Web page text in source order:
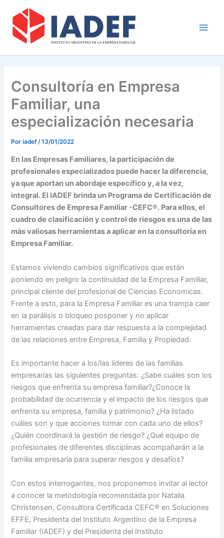
contenido
Consultoría en Empresa
Familiar, una
especialización necesaria
Poriadef/13/01/2022
En las Empresas Familiares, la participación de
profesionales especializados puede hacer la diferencia,
ya que aportan un abordaje específico y, a la vez,
integral. El IADEF brinda un Programa de Certificación de
Consultores de Empresa Familiar -CEFC®. Para ellos, el
cuadro de clasificación y control de riesgos es una de las
más valiosas herramientas a aplicar en la consultoría en
Empresa Familiar.
Estamos viviendo cambios significativos que están
poniendo en peligro la continuidad de la Empresa Familiar,
principal cliente del profesional de Ciencias Economicas.
Frente a esto, para la Empresa Familiar es una trampa caer
en la parálisis o bloqueo posponer y no aplicar
herramientas creadas para dar respuesta a la complejidad
de las relaciones entre Empresa, Familia y Propiedad.
Es importante hacer a los/las líderes de las familias
empresarias las siguientes preguntas: ¿Sabe cuáles son los
riesgos que enfrenta su empresa familiar?¿Conoce la
probabilidad de ocurrencia y el impacto de los riesgos que
enfrenta su empresa, familia y patrimonio? ¿Ha listado
cuáles son y que acciones tomar con cada uno de ellos?
¿Quién coordinará la gestión de riesgo? ¿Qué equipo de
profesionales de diferentes disciplinas acompañarán a la
familia empresaria para superar riesgos y desafíos?
Con estos interrogantes, nos proponemos invitar al lector
a conocer la metodología recomendada por Natalia
Christensen, Consultora Certificada CEFC® en Soluciones
EFFE, Presidenta del Instituto Argentino de la Empresa
Familiar (IADEF) y del Presidenta del Instituto